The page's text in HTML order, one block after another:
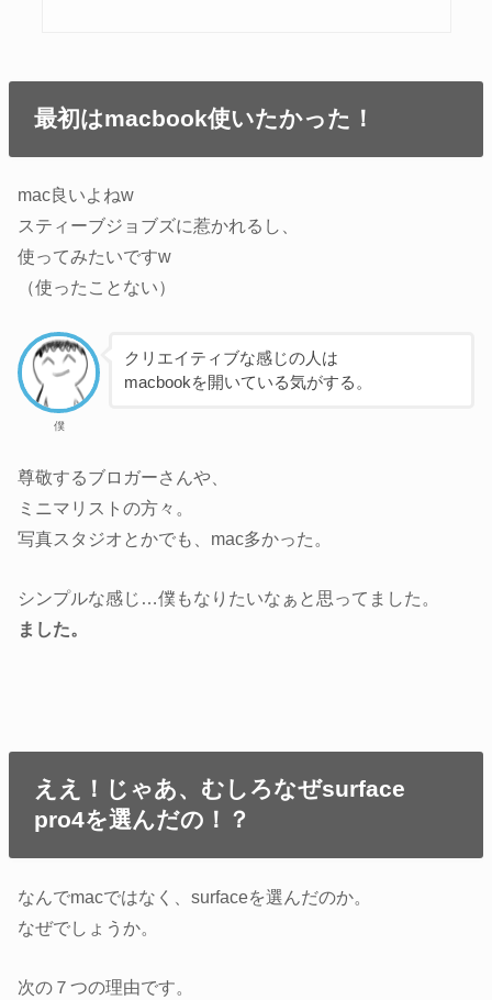
最初はmacbook使いたかった！
mac良いよねw
スティーブジョブズに惹かれるし、
使ってみたいですw
（使ったことない）
僕
クリエイティブな感じの人は
macbookを開いている気がする。
尊敬するブロガーさんや、
ミニマリストの方々。
写真スタジオとかでも、mac多かった。
シンプルな感じ…僕もなりたいなぁと思ってました。
ました。
ええ！じゃあ、むしろなぜsurface
pro4を選んだの！？
なんでmacではなく、surfaceを選んだのか。
なぜでしょうか。
次の７つの理由です。